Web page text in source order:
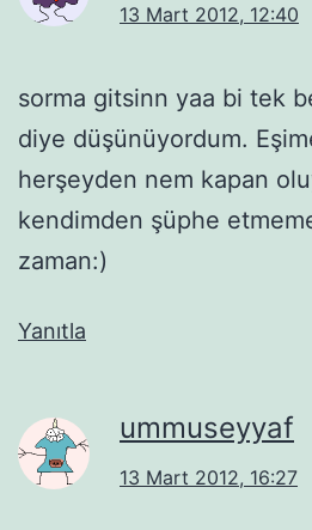
13 Mart 2012, 12:40
sorma gitsinn yaa bi tek
diye düşünüyordum.
herşeyden nem kapan
kendimden şüphe
zaman:)
Yanıtla
ummuseyyaf
13 Mart 2012, 16:27